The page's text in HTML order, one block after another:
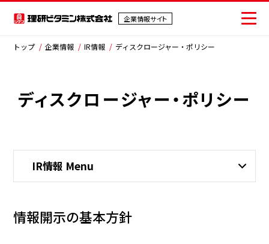
企業情報サイト
企業情報サイト
会社情報
IR情報
サステナビリティ
採用情報
トップ 企業情報 IR情報 ディスクロージャー・ポリシー
ディスクロージャー・ポリシー
IR情報 Menu
情報開示の基本方針